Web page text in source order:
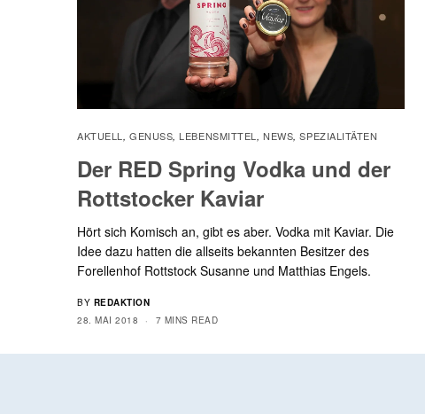
AKTUELL , GENUSS, LEBENSMITTEL ,NEWS,SPEZIALITÄTEN
Der RED Spring Vodka und der
Rottstocker Kaviar
Hört sich Komisch an, gibt es aber. Vodka mit Kaviar. Die
Idee dazu hatten die allseits bekannten Besitzer des
Forellenhof Rottstock Susanne und Matthias Engels.
BY REDAKTION
28. MAI 2018
7 MINS READ